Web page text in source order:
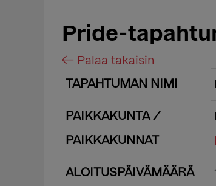
Pride-
← Palaa takaisin
TAPAHTUMAN NIMI
PAIKKAKUNTA /
PAIKKAKUNNAT
ALOITUSPÄIVÄMÄÄRÄ